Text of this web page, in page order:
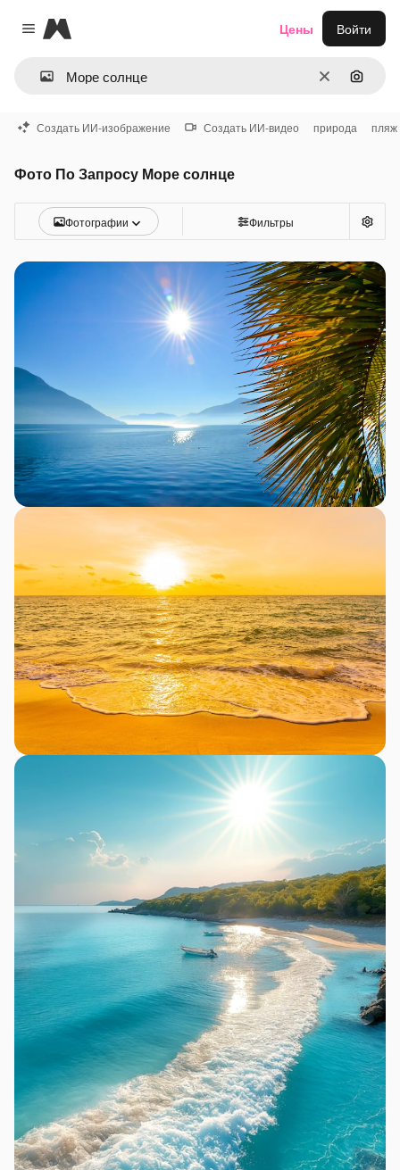
Close menu
Magnific
ОчиститьПоиск
Цены Войти
Создать ИИ-изображение Создать ИИ-видео природа пляж
Фото По Запросу Море солнце
Фотографии Фильтры